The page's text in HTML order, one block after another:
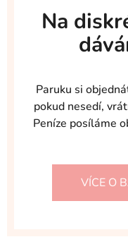
Na
Paruku si
pokud nesedí,
Peníze posíláme
VÍCE O